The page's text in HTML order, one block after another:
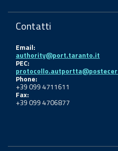
Contatti
Email:
authority@port.taranto.it
PEC:
Phone:
+39 099 4711611
Fax:
+39 099 4706877